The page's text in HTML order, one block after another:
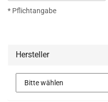
* Pflichtangabe
Hersteller